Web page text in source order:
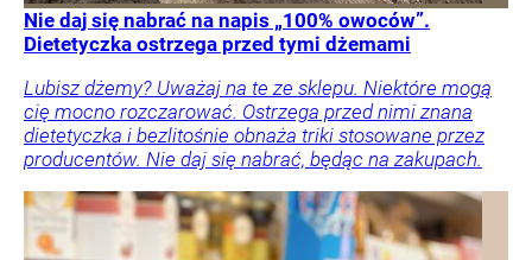
Nie daj się nabrać na napis „100% owoców”.
Dietetyczka ostrzega przed tymi dżemami
Lubisz dżemy? Uważaj na te ze sklepu. Niektóre mogą
cię mocno rozczarować. Ostrzega przed nimi znana
dietetyczka i bezlitośnie obnaża triki stosowane przez
producentów. Nie daj się nabrać, będąc na zakupach.